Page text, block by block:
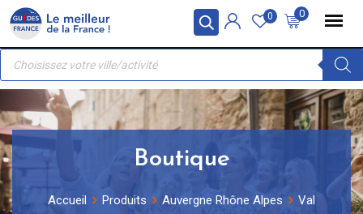
Panneau de gestion des cookies
Skip
content
0
0
Recherche
produits
Boutique
Accueil Produits Auvergne Rhône Alpes
Val